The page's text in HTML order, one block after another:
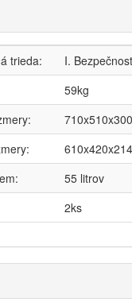
trieda:
I.
59kg
55 litrov
2ks